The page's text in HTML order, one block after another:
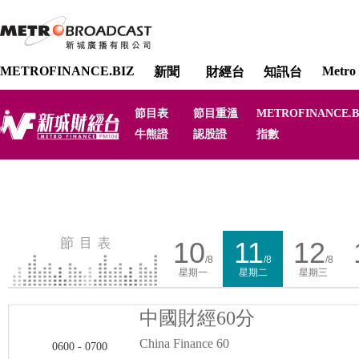
METROFINANCE.BIZ 新聞 財經台 知訊台 Metro
節目表 節目重溫
牛熊證
認股證 指數
10/8
星期一
11/8
星期二
12/8
星期三
0600 - 0700
中國財經60分
China Finance 60